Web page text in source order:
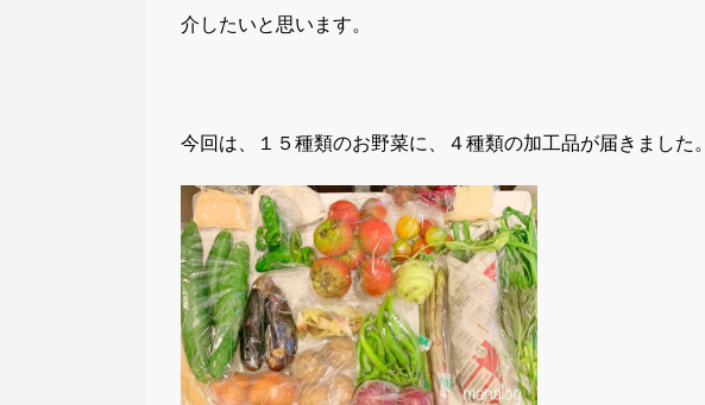
介したいと思います。
今回は、１５種類のお野菜に、４種類の加工品が届きました。